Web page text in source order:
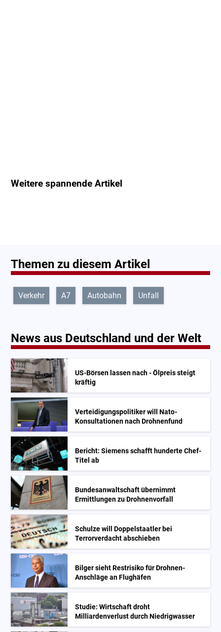
Weitere spannende Artikel
Themen zu diesem Artikel
Verkehr A7 Autobahn Unfall
News aus Deutschland und der Welt
US-Börsen lassen nach - Ölpreis steigt
kräftig
Verteidigungspolitiker will Nato-
Konsultationen nach Drohnenfund
Bericht: Siemens schafft hunderte Chef-
Titel ab
Bundesanwaltschaft übernimmt
Ermittlungen zu Drohnenvorfall
Schulze will Doppelstaatler bei
Terrorverdacht abschieben
Bilger sieht Restrisiko für Drohnen-
Anschläge an Flughäfen
Studie: Wirtschaft droht
Milliardenverlust durch Niedrigwasser